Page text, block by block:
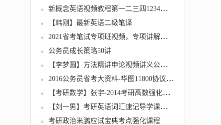
新概念英语视频教程第一二三四1234册全套教学资料教材送MP3音频
【韩刚】最新英语二级笔译
2021省考笔试专项班视频，专项讲解，逐点击破
公务员成长策略50讲
【李梦圆】方法精讲申论视频讲义公务员考试全
2016公务员省考大资料-华图11800协议班+红领模块板+高分技巧班+考点精讲班+砖题库
【考研数学】张宇-2014考研高数强化班23讲
【刘一男】考研英语词汇速记导学课全6集
考研政治米鹏应试宝典考点强化课程